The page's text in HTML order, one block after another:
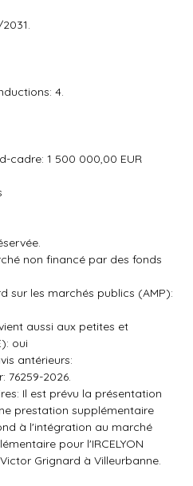
4.
cadre: 1 500 000,00 EUR
non financé par des fonds
sur les marchés publics (AMP):
aussi aux petites et
oui
antérieurs:
76259-2026.
Il est prévu la présentation
prestation supplémentaire
à l'intégration au marché
pour l'IRCELYON
Grignard à Villeurbanne.